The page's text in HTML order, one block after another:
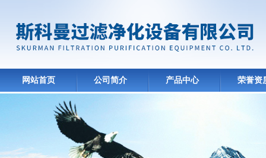
网站首页 公司简介 产品中心 荣誉资